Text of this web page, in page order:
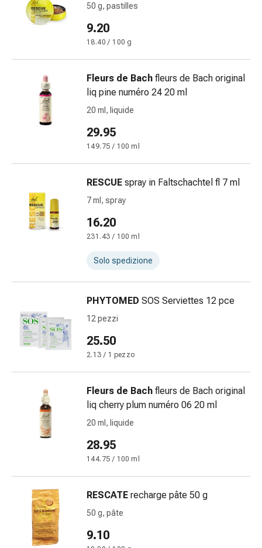
Gocce
Infiammazione
oculare
Medicazioni
oftalmiche
Igiene
oculare
Cuore,
circolazione
vasi
Cuore
Calze
compressive
sostegno
Cessazione
Vene
Disturbi
cardiaci
nervosi
Disturbi
memoria
concentrazione
pelle
Stomaco
50 g, pastilles
9.20
18.40 / 100 g
Fleurs de Bach fleurs de Bach original
liq pine numéro 24 20 ml
20 ml, liquide
29.95
149.75 / 100 ml
RESCUE spray in Faltschachtel fl 7 ml
7 ml, spray
16.20
231.43 / 100 ml
Solo spedizione
PHYTOMED SOS Serviettes 12 pce
12 pezzi
25.50
2.13 / 1 pezzo
Fleurs de Bach fleurs de Bach original
liq cherry plum numéro 06 20 ml
20 ml, liquide
28.95
144.75 / 100 ml
RESCATE recharge pâte 50 g
50 g, pâte
9.10